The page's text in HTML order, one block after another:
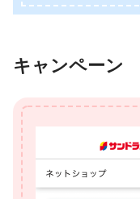
キャンペーン